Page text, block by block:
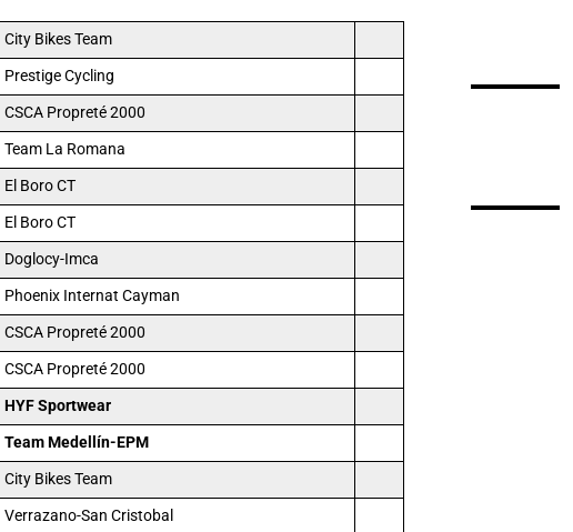
City Bikes Team
Prestige Cycling
CSCA Propreté 2000
Team La Romana
El Boro CT
El Boro CT
Doglocy-Imca
Phoenix Internat Cayman
CSCA Propreté 2000
CSCA Propreté 2000
HYF Sportwear
Team Medellín-EPM
City Bikes Team
Verrazano-San Cristobal